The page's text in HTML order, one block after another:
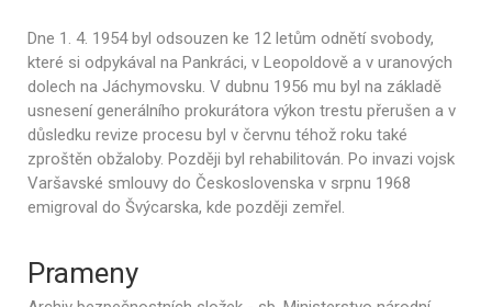
Dne 1. 4. 1954 byl odsouzen ke 12 letům odnětí svobody,
které si odpykával na Pankráci, v Leopoldově a v uranových
dolech na Jáchymovsku. V dubnu 1956 mu byl na základě
usnesení generálního prokurátora výkon trestu přerušen a v
důsledku revize procesu byl v červnu téhož roku také
zproštěn obžaloby. Později byl rehabilitován. Po invazi vojsk
Varšavské smlouvy do Československa v srpnu 1968
emigroval do Švýcarska, kde později zemřel.
Prameny